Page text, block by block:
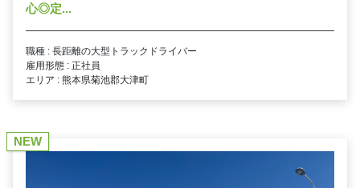
心◎定...
職種 : 長距離の大型トラックドライバー
雇用形態 : 正社員
エリア : 熊本県菊池郡大津町
NEW